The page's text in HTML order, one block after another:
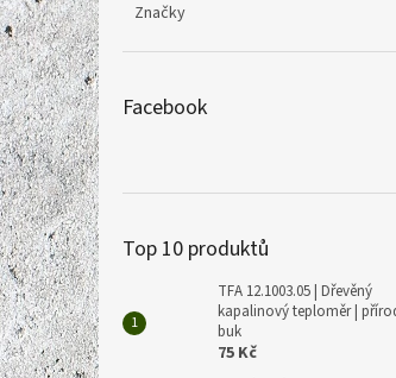
Značky
Facebook
Top 10 produktů
TFA 12.1003.05 | Dřevěný
kapalinový teploměr |
buk
75 Kč